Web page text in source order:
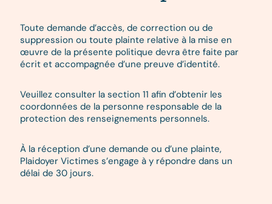
Toute demande d’accès, de correction ou de
suppression ou toute plainte relative à la mise en
œuvre de la présente politique devra être faite par
écrit et accompagnée d’une preuve d’identité.
Veuillez consulter la section 11 afin d’obtenir les
coordonnées de la personne responsable de la
protection des renseignements personnels.
À la réception d’une demande ou d’une plainte,
Plaidoyer Victimes s’engage à y répondre dans un
délai de 30 jours.